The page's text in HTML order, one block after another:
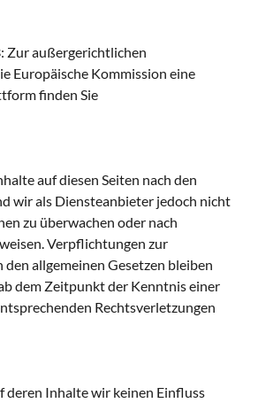
Zur außergerichtlichen
Europäische Kommission eine
finden Sie
auf diesen Seiten nach den
wir als Diensteanbieter jedoch nicht
zu überwachen oder nach
Verpflichtungen zur
allgemeinen Gesetzen bleiben
dem Zeitpunkt der Kenntnis einer
Rechtsverletzungen
deren Inhalte wir keinen Einfluss